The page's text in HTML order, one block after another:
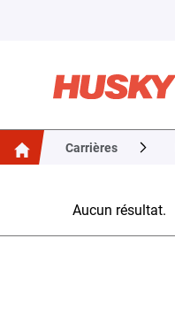
Carrières
Aucun résultat.